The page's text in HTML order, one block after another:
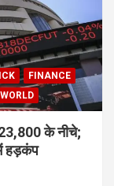
FINANCE
WORLD
के नीचे;
हड़कंप